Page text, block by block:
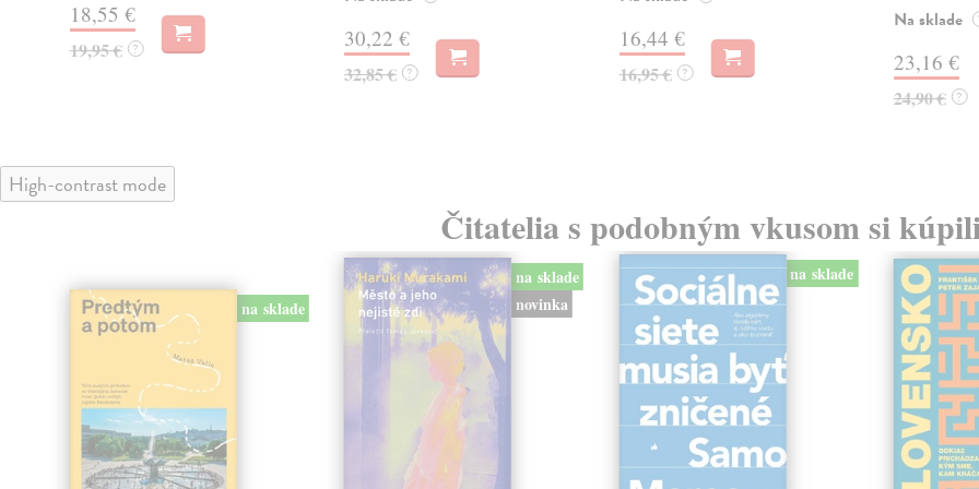
18,55 €
19,95 € ? 30,22 €
32,85 € ?
16,44 €
16,95 € ?
Na sklade
23,16 €
24,90 € ?
High-contrast mode
Čitatelia s podobným vkusom si
na sklade
na sklade
novinka
na sklade